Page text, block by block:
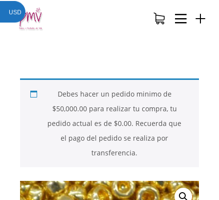
26
NOVIEMBRE
26
NOVIEMBRE
26
NOVIEMBRE
Debes hacer un pedido minimo de
$50,000.00para realizar tu compra, tu
pedido actual es de $0.00. Recuerda que
el pago del pedido se realiza por
transferencia.
USD